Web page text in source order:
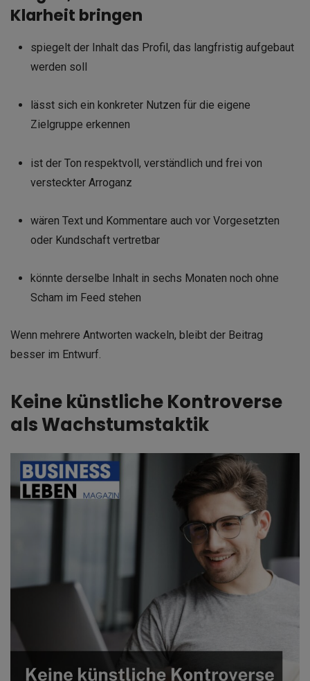
Klarheit bringen
spiegelt der Inhalt das Profil, das langfristig aufgebaut
werden soll
lässt sich ein konkreter Nutzen für die eigene
Zielgruppe erkennen
ist der Ton respektvoll, verständlich und frei von
versteckter Arroganz
wären Text und Kommentare auch vor Vorgesetzten
oder Kundschaft vertretbar
könnte derselbe Inhalt in sechs Monaten noch ohne
Scham im Feed stehen
Wenn mehrere Antworten wackeln, bleibt der Beitrag
besser im Entwurf.
Keine künstliche Kontroverse
als Wachstumstaktik